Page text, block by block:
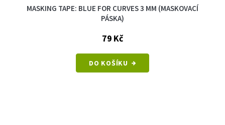
MASKING TAPE: BLUE FOR CURVES 3 MM (MASKOVACÍ
PÁSKA)
79 Kč
DO KOŠÍKU